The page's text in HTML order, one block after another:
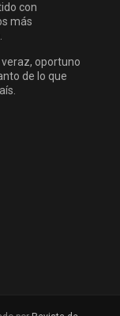
con
más
oportuno
de lo que